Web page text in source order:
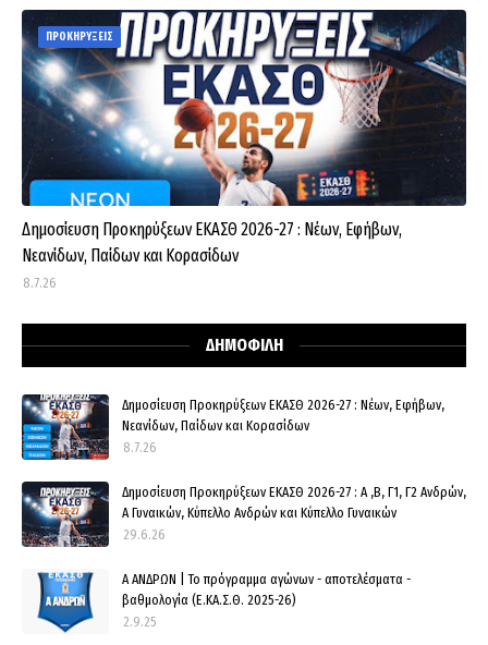
ΠΡΟΚΗΡΥΞΕΙΣ
Δημοσίευση Προκηρύξεων ΕΚΑΣΘ 2026-27 : Νέων, Εφήβων,
Νεανίδων, Παίδων και Κορασίδων
8.7.26
ΔΗΜΟΦΙΛΗ
Δημοσίευση Προκηρύξεων ΕΚΑΣΘ 2026-27 : Νέων, Εφήβων,
Νεανίδων, Παίδων και Κορασίδων
8.7.26
Δημοσίευση Προκηρύξεων ΕΚΑΣΘ 2026-27 : Α ,Β, Γ1, Γ2 Ανδρών,
Α Γυναικών, Κύπελλο Ανδρών και Κύπελλο Γυναικών
29.6.26
Α ΑΝΔΡΩΝ | Το πρόγραμμα αγώνων - αποτελέσματα -
βαθμολογία (Ε.ΚΑ.Σ.Θ. 2025-26)
2.9.25